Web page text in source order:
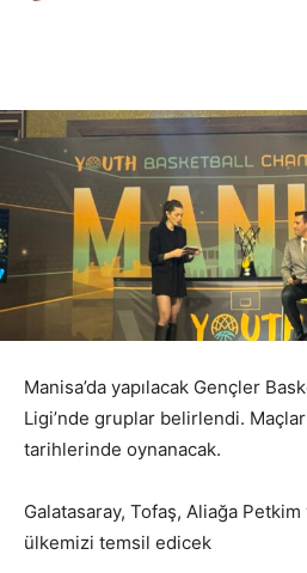
Manisa’da yapılacak Gençler
Ligi’nde gruplar belirlendi.
tarihlerinde oynanacak.
Galatasaray, Tofaş, Aliağa
ülkemizi temsil edicek